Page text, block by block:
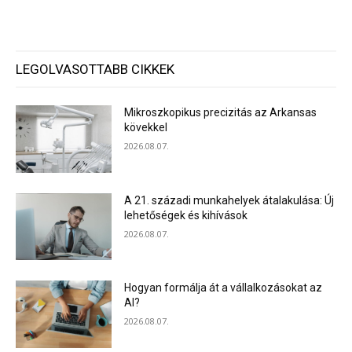
LEGOLVASOTTABB CIKKEK
Mikroszkopikus precizitás az Arkansas
kövekkel
2026.08.07.
A 21. századi munkahelyek átalakulása: Új
lehetőségek és kihívások
2026.08.07.
Hogyan formálja át a vállalkozásokat az
AI?
2026.08.07.